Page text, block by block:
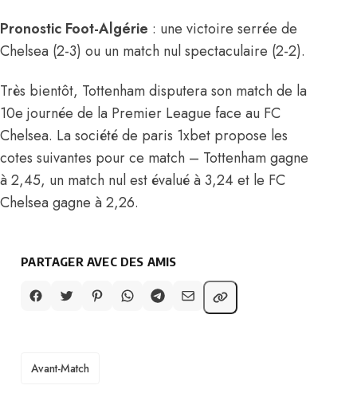
Pronostic Foot-Algérie : une victoire serrée de
Chelsea (2-3) ou un match nul spectaculaire (2-2).
Très bientôt, Tottenham disputera son match de la
10e journée de la Premier League face au FC
Chelsea. La société de paris 1xbet propose les
cotes suivantes pour ce match – Tottenham gagne
à 2,45, un match nul est évalué à 3,24 et le FC
Chelsea gagne à 2,26.
PARTAGER AVEC DES AMIS
TAGS
Avant-Match